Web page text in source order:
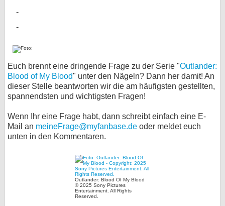
Euch brennt eine dringende Frage zu der Serie "Outlander:
Blood of My Blood" unter den Nägeln? Dann her damit! An
dieser Stelle beantworten wir die am häufigsten gestellten,
spannendsten und wichtigsten Fragen!
Wenn Ihr eine Frage habt, dann schreibt einfach eine E-
Mail an meineFrage@myfanbase.de oder meldet euch
unten in den Kommentaren.
Outlander: Blood Of My Blood
© 2025 Sony Pictures
Entertainment. All Rights
Reserved.
bei X
Kontakt
Nutzungsbedingungen
Datenschutz